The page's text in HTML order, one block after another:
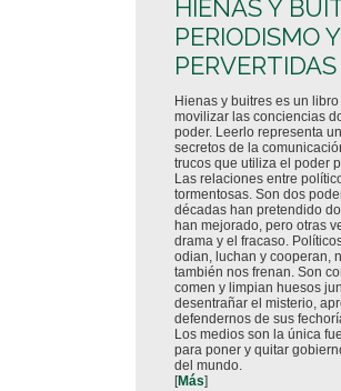
HIENAS Y
PERIODISMO
Hienas y buitres es un
movilizar las conciencias
poder. Leerlo representa
secretos de la
trucos que utiliza el poder
Las relaciones entre
tormentosas. Son dos
décadas han pretendido
han mejorado, pero otras
drama y el fracaso.
odian, luchan y cooperan,
también nos frenan. Son
comen y limpian huesos
desentrañar el misterio,
defendernos de sus
Los medios son la única
para poner y quitar
del mundo.
[Más]